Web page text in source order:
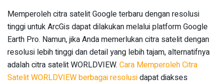
Memperoleh citra satelit Google terbaru dengan resolusi
tinggi untuk ArcGis dapat dilakukan melalui platform Google
Earth Pro. Namun, jika Anda memerlukan citra satelit dengan
resolusi lebih tinggi dan detail yang lebih tajam, alternatifnya
adalah citra satelit WORLDVIEW. Cara Memperoleh Citra
Satelit WORLDVIEW berbagai resolusidapat diakses